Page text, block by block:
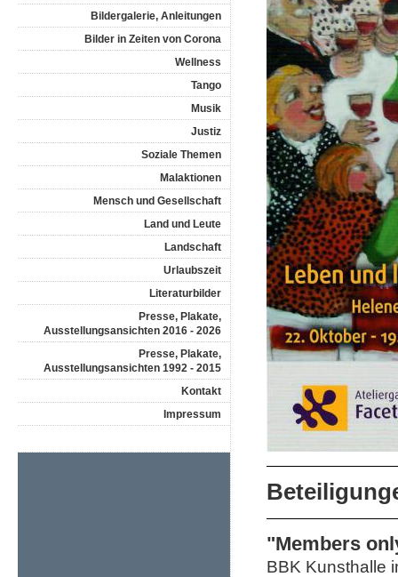
"Members
BBK Kunsthalle
Bildergalerie, Anleitungen
Bilder in Zeiten von Corona
Wellness
Tango
Musik
Justiz
Soziale Themen
Malaktionen
Mensch und Gesellschaft
Land und Leute
Landschaft
Urlaubszeit
Literaturbilder
Presse, Plakate,
Ausstellungsansichten 2016 - 2026
Presse, Plakate,
Ausstellungsansichten 1992 - 2015
Kontakt
Impressum